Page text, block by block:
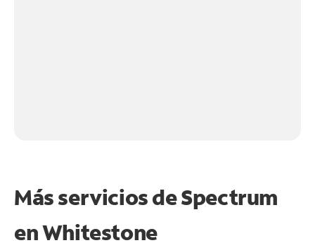
Más servicios de Spectrum
enWhitestone